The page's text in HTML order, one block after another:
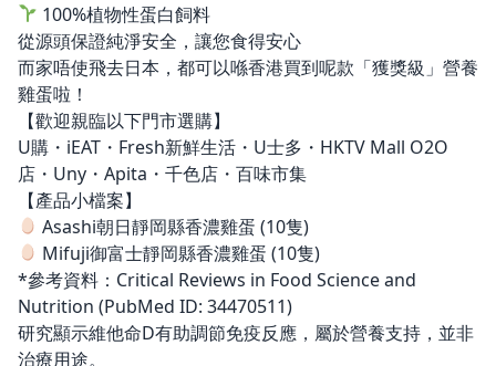
100%植物性蛋白飼料
從源頭保證純淨安全，讓您食得安心
而家唔使飛去日本，都可以喺香港買到呢款「獲獎級」營養
雞蛋啦！
【歡迎親臨以下門市選購】
U購・iEAT・Fresh新鮮生活・U士多・HKTV Mall O2O
店・Uny・Apita・千色店・百味市集
【產品小檔案】
Asashi朝日靜岡縣香濃雞蛋 (10隻)
Mifuji御富士靜岡縣香濃雞蛋 (10隻)
*參考資料：Critical Reviews in Food Science and
Nutrition (PubMed ID: 34470511)
研究顯示維他命D有助調節免疫反應，屬於營養支持，並非
治療用途。